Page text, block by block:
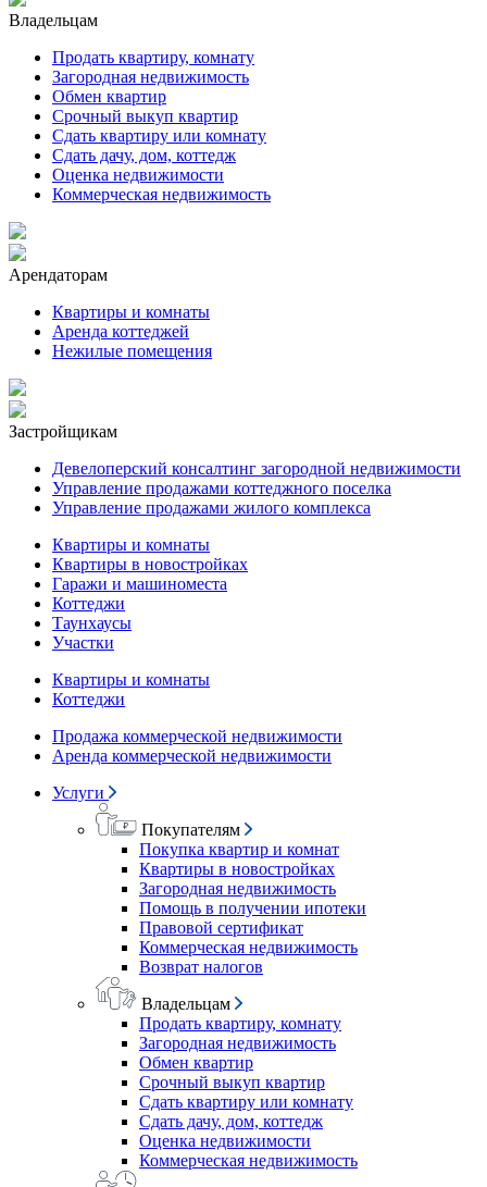
Владельцам
Продать квартиру, комнату
Загородная недвижимость
Обмен квартир
Срочный выкуп квартир
Сдать квартиру или комнату
Сдать дачу, дом, коттедж
Оценка недвижимости
Коммерческая недвижимость
Арендаторам
Квартиры и комнаты
Аренда коттеджей
Нежилые помещения
Застройщикам
Девелоперский консалтинг загородной недвижимости
Управление продажами коттеджного поселка
Управление продажами жилого комплекса
Квартиры и комнаты
Квартиры в новостройках
Гаражи и машиноместа
Коттеджи
Таунхаусы
Участки
Квартиры и комнаты
Коттеджи
Продажа коммерческой недвижимости
Аренда коммерческой недвижимости
Услуги
Покупателям
Покупка квартир и комнат
Квартиры в новостройках
Загородная недвижимость
Помощь в получении ипотеки
Правовой сертификат
Коммерческая недвижимость
Возврат налогов
Владельцам
Продать квартиру, комнату
Загородная недвижимость
Обмен квартир
Срочный выкуп квартир
Сдать квартиру или комнату
Сдать дачу, дом, коттедж
Оценка недвижимости
Коммерческая недвижимость